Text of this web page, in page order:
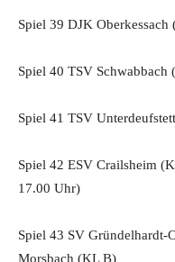
Spiel 39 DJK
Spiel 40 TSV
Spiel 41 TSV
Spiel 42 ESV Crailsheim
17.00 Uhr)
Spiel 43 SV
Morsbach (KL B)